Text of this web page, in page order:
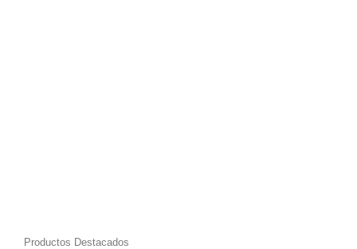
Productos Destacados